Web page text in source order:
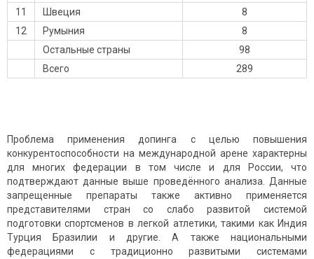
11
Швеция
8
12
Румыния
8
Остальные страны
98
Всего
289
Проблема применения допинга c целью повышения
конкурентоспособности на международной арене характерны
для многих федерации в том числе и для России, что
подтверждают данные выше проведённого анализа. Данные
запрещенные препараты также активно применяется
представителями стран со слабо развитой системой
подготовки спортсменов в легкой атлетики, такими как Индия
Турция Бразилии и другие. А также национальными
федерациями с традиционно развитыми системами